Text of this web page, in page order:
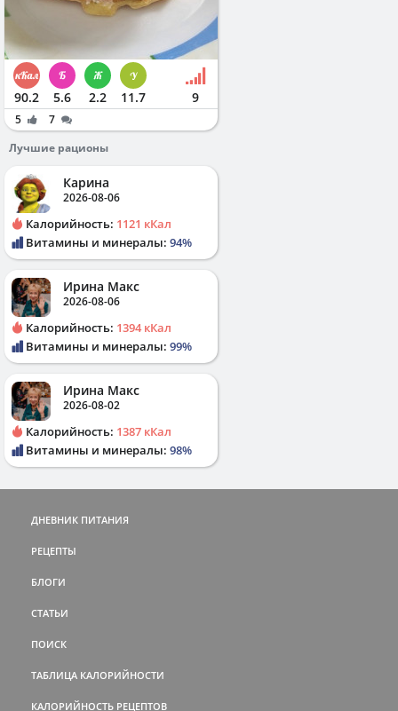
90.2 5.6 2.2 11.7 9
5
7
Лучшие рационы
Карина
2026-08-06
Калорийность: 1121 кКал
Витамины и минералы: 94%
Ирина Макс
2026-08-06
Калорийность: 1394 кКал
Витамины и минералы: 99%
Ирина Макс
2026-08-02
Калорийность: 1387 кКал
Витамины и минералы: 98%
ДНЕВНИК ПИТАНИЯ
РЕЦЕПТЫ
БЛОГИ
СТАТЬИ
ПОИСК
ТАБЛИЦА КАЛОРИЙНОСТИ
КАЛОРИЙНОСТЬ РЕЦЕПТОВ